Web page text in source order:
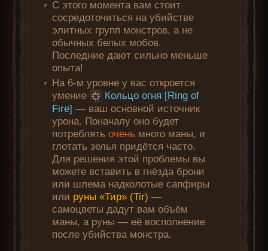
С этого момента вам стоит
сосредоточиться на убийстве
элитных групп монстров, а не
обычных белых мобов.
Последние дают сильно меньше
опыта!
На 6-м уровне у вас откроется
умение
Кольцо огня [Ring of
Fire] — ваш основной источник
урона. Поначалу оно будет
потреблятьочень много маны, и
глотать зелья придётся часто.
Для решения этой проблемы вы
можете вставить в гнёзда брони
или шлема надколотые сапфиры
или руны «Тир» (Tir) —
самоцветы дадут вам объём
маны, а руны — её восполнение
после убийства монстра.